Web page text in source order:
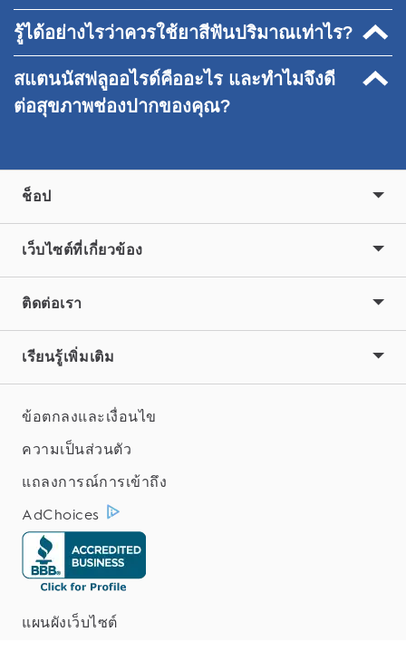
Oral-B เข้าใจดีว่าทุกคนมีปัญหาช่องปากที่แตกต่างกัน
จึงพัฒนายาสีฟันหลากหลายสูตรเพื่อตอบโจทย์ความ
ต้องการเฉพาะบุคคล ไม่ว่าจะเป็นสูตรช่วยให้ฟันขาว*
สูตรดูแลเหงือก หรือสูตรลดอาการเสียวฟัน
รู้ได้อย่างไรว่าควรใช้ยาสีฟันปริมาณเท่าไร?
การใช้ยาสีฟันเป็นสิ่งสำคัญสำหรับการดูแลสุขภาพช่อง
ปาก แต่หากไม่สามารถบ้วนยาสีฟันออกให้หมดหลัง
แนะนำให้เด็กใช้ยาสีฟันในปริมาณเท่ากับเม็ดถั่วเขียว
หรือน้อยกว่านั้นสำหรับเด็กเล็ก
สแตนนัสฟลูออไรด์คืออะไร และทำไมจึงดี
ต่อสุขภาพช่องปากของคุณ?
กัน แต่ความจริงนั้นสแตนนัสฟลูออไรด์มีคุณสมบัติพิเศษ
ที่แตกต่างจากโซเดียมฟลูออไรด์และโซเดียมโมโนฟลูโอ
โรฟอสเฟต แม้ว่าสารทั้งสามชนิดจะช่วยป้องกันฟันผุได้
เหมือนกัน แต่สแตนนัสฟลูออไรด์ช่วยปกป้องได้ดีกว่าใน
ช็อป
เว็บไซต์ที่เกี่ยวข้อง
ติดต่อเรา
เรียนรู้เพิ่มเติม
ข้อตกลงและเงื่อนไข
ความเป็นส่วนตัว
แถลงการณ์การเข้าถึง
AdChoices
แผนผังเว็บไซต์